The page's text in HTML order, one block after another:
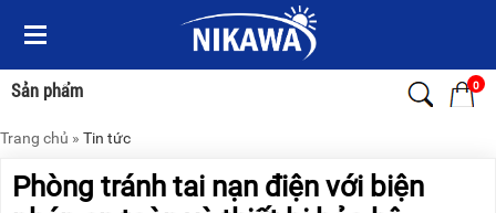
Sản phẩm 0
Menu
Sản
phẩm
TRANG
Menu
Sản
phẩm
TRANG
Trang chủ » Tin tức
Phòng tránh tai nạn điện với biện